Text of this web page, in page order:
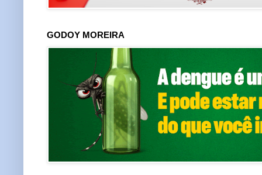
GODOY MOREIRA